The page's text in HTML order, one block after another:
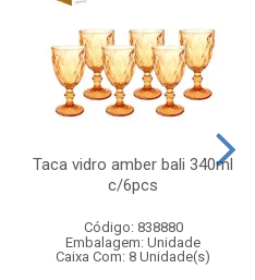
Taca vidro amber bali 340ml
c/6pcs
Código: 838880
Embalagem: Unidade
Caixa Com: 8 Unidade(s)